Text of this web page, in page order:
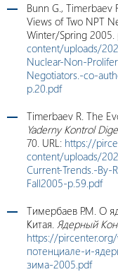
Bunn G., Timerbaev
Views of Two NPT
Winter/Spring 2005.
content/uploads/
Nuclear-Non-
Negotiators.-co-
p.20.pdf
Timerbaev R. The
Yaderny Kontrol
70. URL: https://
content/uploads/
Current-Trends.-
Fall2005-p.59.pdf
Тимербаев Р.М. О
Китая. Ядерный
https://
потенциале-и-
зима-2005.pdf